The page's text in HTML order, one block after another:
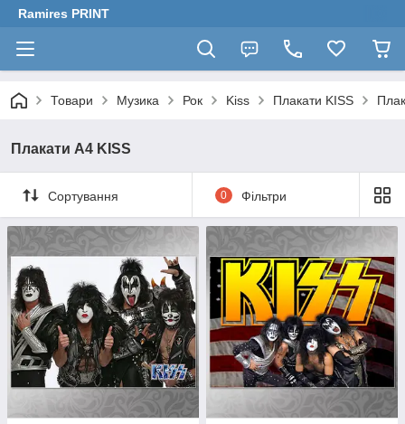
Ramires PRINT
Товари Музика Рок Kiss Плакати KISS
Плакати А4 KISS
Сортування 0 Фільтри